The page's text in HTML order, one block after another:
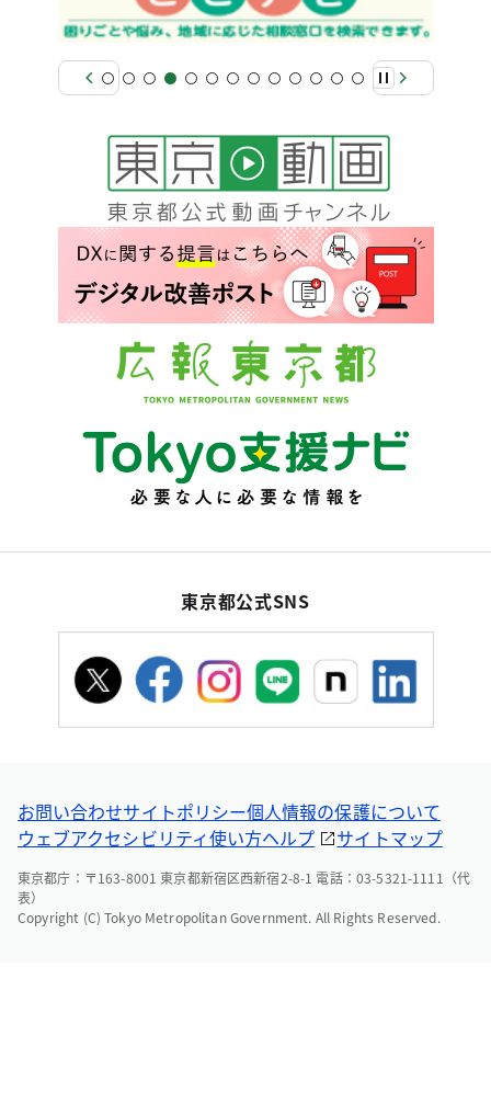
東京都公式SNS
お問い合わせサイトポリシー個人情報の保護について
ウェブアクセシビリティ使い方ヘルプ サイトマップ
東京都庁：〒163-8001 東京都新宿区西新宿2-8-1 電話：03-5321-1111（代
表）
Copyright (C) Tokyo Metropolitan Government. All Rights Reserved.